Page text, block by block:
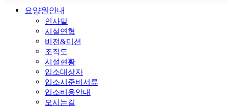
요양원안내
인사말
시설연혁
비전&미션
조직도
시설현황
입소대상자
입소시준비서류
입소비용안내
오시는길